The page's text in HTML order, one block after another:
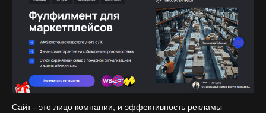
Сайт - это лицо компании, и эффективность рекламы